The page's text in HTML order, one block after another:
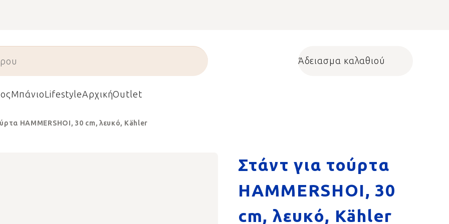
Shopping cart
Άδειασμα καλαθιού
ΜπάνιοLifestyleΑρχικήOutlet
HAMMERSHOI, 30 cm, λευκό, Kähler
Στάντ για τούρτα
HAMMERSHOI, 30
cm, λευκό, Kähler